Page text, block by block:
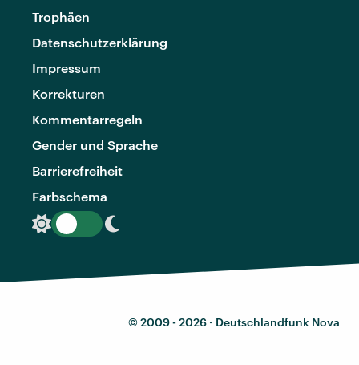
Trophäen
Datenschutzerklärung
Impressum
Korrekturen
Kommentarregeln
Gender und Sprache
Barrierefreiheit
Farbschema
© 2009 - 2026 · Deutschlandfunk Nova